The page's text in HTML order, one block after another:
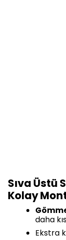
Sıva Üstü
Kolay
daha
Ekstra